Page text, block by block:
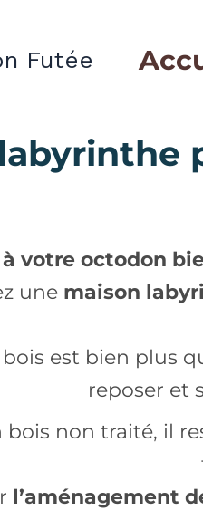
Futée
votre octodon
une maison
est bien plus
reposer et
bois non traité, il
l’aménagement